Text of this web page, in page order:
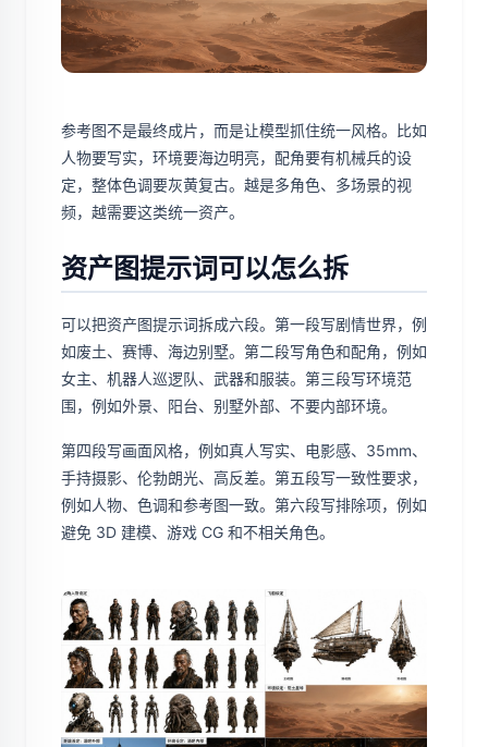
参考图不是最终成片，而是让模型抓住统一风格。比如
人物要写实，环境要海边明亮，配角要有机械兵的设
定，整体色调要灰黄复古。越是多角色、多场景的视
频，越需要这类统一资产。
资产图提示词可以怎么拆
可以把资产图提示词拆成六段。第一段写剧情世界，例
如废土、赛博、海边别墅。第二段写角色和配角，例如
女主、机器人巡逻队、武器和服装。第三段写环境范
围，例如外景、阳台、别墅外部、不要内部环境。
第四段写画面风格，例如真人写实、电影感、35mm、
手持摄影、伦勃朗光、高反差。第五段写一致性要求，
例如人物、色调和参考图一致。第六段写排除项，例如
避免 3D 建模、游戏 CG 和不相关角色。